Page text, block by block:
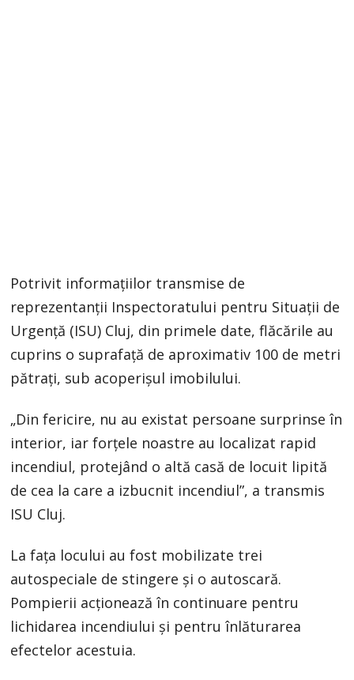
Potrivit informațiilor transmise de
reprezentanții Inspectoratului pentru Situații de
Urgență (ISU) Cluj, din primele date, flăcările au
cuprins o suprafață de aproximativ 100 de metri
pătrați, sub acoperișul imobilului.
„Din fericire, nu au existat persoane surprinse în
interior, iar forțele noastre au localizat rapid
incendiul, protejând o altă casă de locuit lipită
de cea la care a izbucnit incendiul”, a transmis
ISU Cluj.
La fața locului au fost mobilizate trei
autospeciale de stingere și o autoscară.
Pompierii acționează în continuare pentru
lichidarea incendiului și pentru înlăturarea
efectelor acestuia.